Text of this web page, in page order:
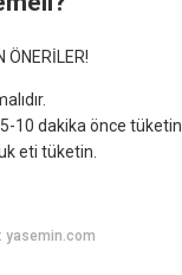
ÖNERİLER!
10 dakika önce tüketin.
eti tüketin.
yasemin.com